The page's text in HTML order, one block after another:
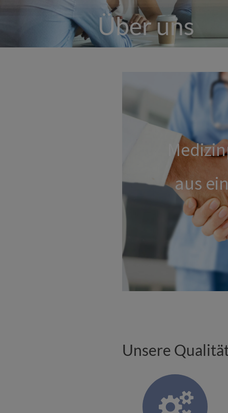
Über uns
aus
Unsere